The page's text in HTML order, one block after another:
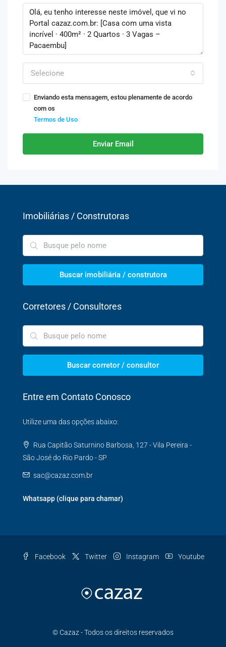
Selecione
Enviando esta mensagem, estou plenamente de acordo
com os
Termos de Uso
Enviar Email
Imobiliárias / Construtoras
Buscar imobiliária / construtora
Corretores / Consultores
Buscar corretor / consultor
Entre em Contato Conosco
Utilize uma das opções abaixo:
Rua Capitão Saturnino Barbosa, 127 - Vila Pereira -
São José do Rio Pardo - SP
sac@cazaz.com.br
Whatsapp (clique para chamar)
Facebook Twitter Instagram Youtube
© Cazaz - Todos os direitos reservados